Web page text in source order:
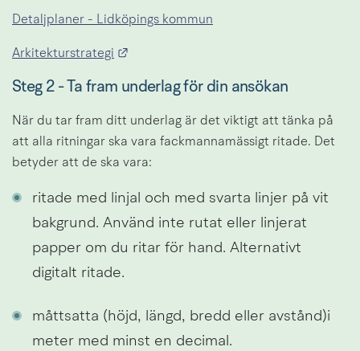
Detaljplaner - Lidköpings kommun
Arkitekturstrategi
Steg 2 - Ta fram underlag för din ansökan
När du tar fram ditt underlag är det viktigt att tänka på
att alla ritningar ska vara fackmannamässigt ritade. Det
betyder att de ska vara:
ritade med linjal och med svarta linjer på vit
bakgrund. Använd inte rutat eller linjerat
papper om du ritar för hand. Alternativt
digitalt ritade.
måttsatta (höjd, längd, bredd eller avstånd)i
meter med minst en decimal.